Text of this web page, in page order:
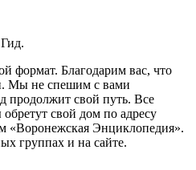
формат. Благодарим вас, что
Мы не спешим с вами
продолжит свой путь. Все
свой дом по адресу
«Воронежская Энциклопедия».
группах и на сайте.